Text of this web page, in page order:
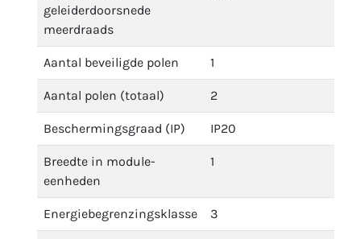
geleiderdoorsnede
meerdraads
Aantal beveiligde polen 1
Aantal polen (totaal) 2
Beschermingsgraad (IP) IP20
Breedte in module-
eenheden
1
Energiebegrenzingsklasse 3